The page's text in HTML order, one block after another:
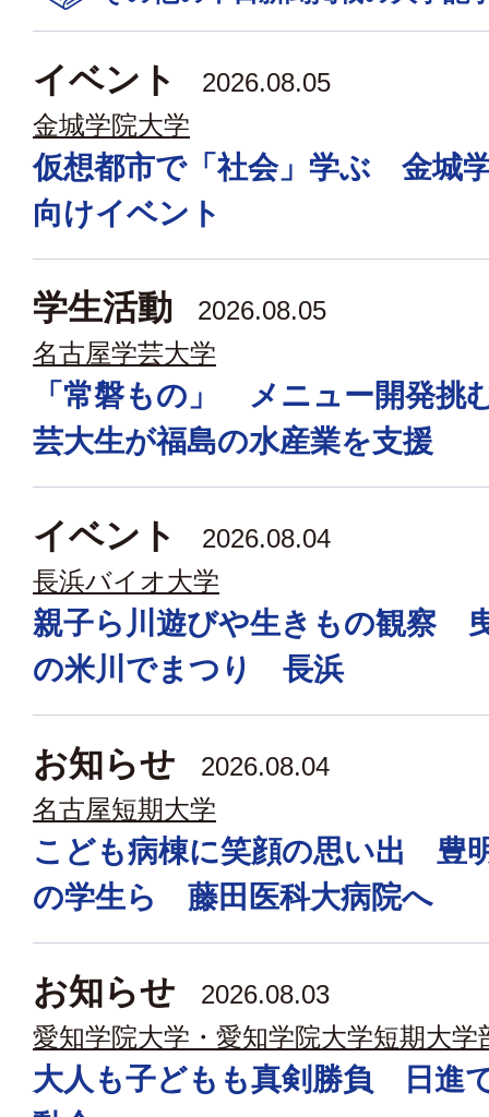
イベント
2026.08.05
金城学院大学
仮想都市で「社会」学ぶ 金城
向けイベント
学生活動
2026.08.05
名古屋学芸大学
「常磐もの」 メニュー開発
芸大生が福島の水産業を支援
イベント
2026.08.04
長浜バイオ大学
親子ら川遊びや生きもの観察
の米川でまつり 長浜
お知らせ
2026.08.04
名古屋短期大学
こども病棟に笑顔の思い出 豊
の学生ら 藤田医科大病院へ
お知らせ
2026.08.03
愛知学院大学・愛知学院大学短期大学
大人も子どもも真剣勝負 日進